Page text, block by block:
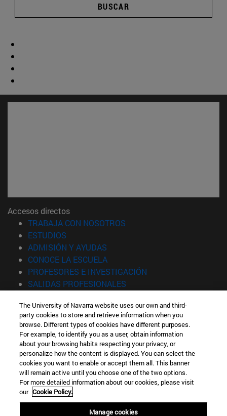
BUSCAR
Accesos directos
TRABAJA CON NOSOTROS
ESTUDIOS
ADMISIÓN Y AYUDAS
CONOCE LA ESCUELA(abre en nueva ventana)
PROFESORES E INVESTIGACIÓN
SALIDAS PROFESIONALES
Información
TFNO +34 943 21 98 77
¿QUÉ GRADO TE INTERESA?
¿QUÉ MÁSTER TE INTERESA?
© Universidad de Navarra
Información legal
Accesibilidad
Configuración de cookies
The University of Navarra website uses our own and third-
party cookies to store and retrieve information when you
browse. Different types of cookies have different purposes.
For example, to identify you as a user, obtain information
about your browsing habits respecting your privacy, or
personalize how the content is displayed. You can select the
cookies you want to enable or accept them all. This banner
will remain active until you choose one of the two options.
For more detailed information about our cookies, please visit
our Cookie Policy.
Manage cookies